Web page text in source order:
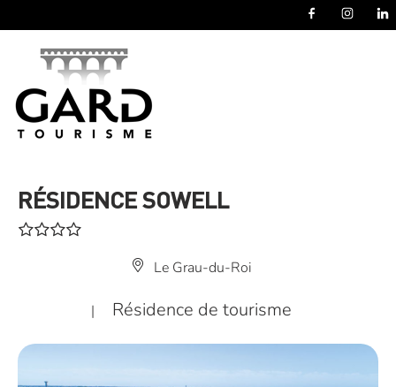
RÉSIDENCE SOWELL
Le Grau-du-Roi
| Résidence de tourisme